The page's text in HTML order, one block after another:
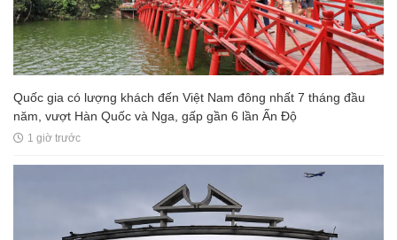
Quốc gia có lượng khách đến Việt Nam đông nhất 7 tháng đầu
năm, vượt Hàn Quốc và Nga, gấp gần 6 lần Ấn Độ
1 giờ trước